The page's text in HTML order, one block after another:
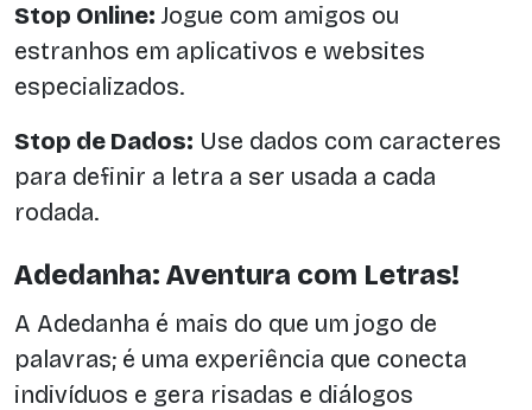
Stop Online: Jogue com amigos ou
estranhos em aplicativos e websites
especializados.
Stop de Dados: Use dados com caracteres
para definir a letra a ser usada a cada
rodada.
Adedanha: Aventura com Letras!
A Adedanha é mais do que um jogo de
palavras; é uma experiência que conecta
indivíduos e gera risadas e diálogos